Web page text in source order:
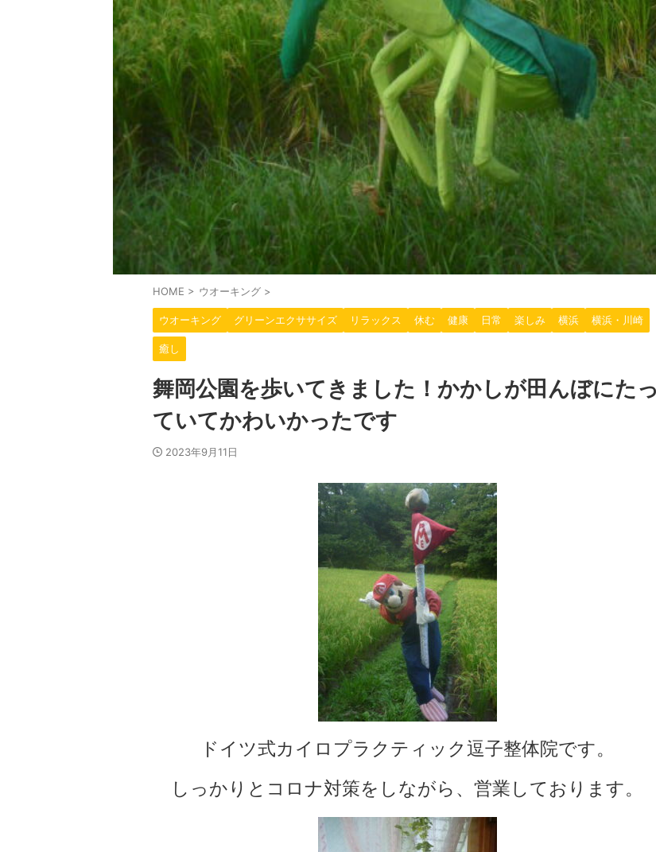
HOME > ウオーキング >
ウオーキング グリーンエクササイズ リラックス 休む 健康 日常 楽しみ 横浜 横浜・川崎
癒し
舞岡公園を歩いてきました！かかしが田んぼにたっ
ていてかわいかったです
2023年9月11日
ドイツ式カイロプラクティック逗子整体院です。
しっかりとコロナ対策をしながら、営業しております。